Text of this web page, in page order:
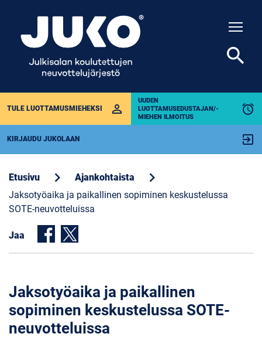
TULE LUOTTAMUSMIEHEKSI perm_identity
UUDEN
LUOTTAMUSEDUSTAJAN/-
MIEHEN ILMOITUS
alarm
KIRJAUDU JUKOLAAN exit_to_app
search
Etusivu chevron_right Ajankohtaista chevron_right
Jaksotyöaika ja paikallinen sopiminen keskustelussa
SOTE-neuvotteluissa
Jaa
Jaksotyöaika ja paikallinen
sopiminen keskustelussa SOTE-
neuvotteluissa